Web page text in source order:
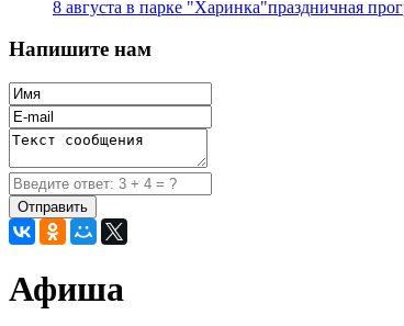
8 августа в парке "Харинка"праздничная
Напишите нам
Афиша